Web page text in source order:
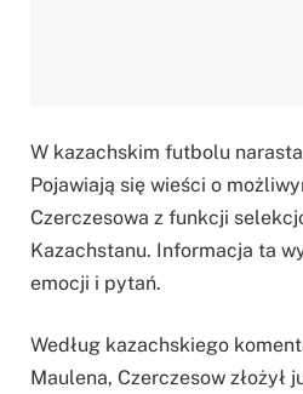
W kazachskim futbolu
Pojawiają się wieści o
Czerczesowa z funkcji
Kazachstanu. Informacja ta
emocji i pytań.
Według kazachskiego
Maulena, Czerczesow złożył